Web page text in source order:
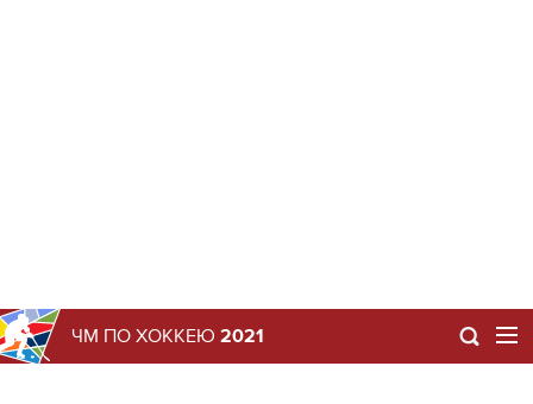
ЧМ ПО ХОККЕЮ 2021